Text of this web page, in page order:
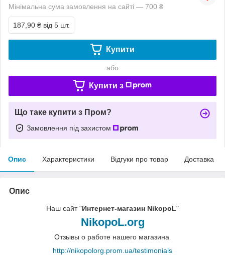
Мінімальна сума замовлення на сайті — 700 ₴
187,90 ₴ від 5 шт.
Купити
або
Купити з
Що таке купити з Пром?
Замовлення під захистом
Опис Характеристики Відгуки про товар Доставка
Опис
Наш сайт "Интернет-магазин NikopoL"
NikopoL.org
Отзывы о работе нашего магазина
http://nikopolorg.prom.ua/testimonials